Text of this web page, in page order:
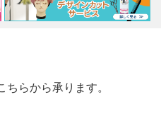
ちらから承ります。